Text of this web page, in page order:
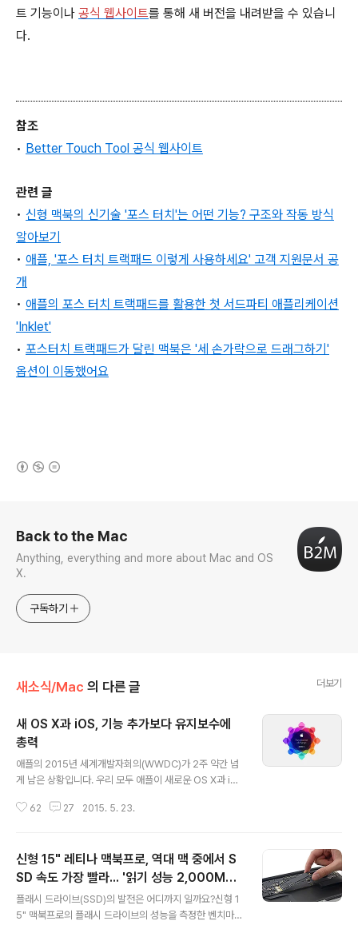
트 기능이나 공식 웹사이트를 통해 새 버전을 내려받을 수 있습니
다.
참조
• Better Touch Tool 공식 웹사이트
관련 글
• 신형 맥북의 신기술 '포스 터치'는 어떤 기능? 구조와 작동 방식
알아보기
• 애플, '포스 터치 트랙패드 이렇게 사용하세요' 고객 지원문서 공
개
• 애플의 포스 터치 트랙패드를 활용한 첫 서드파티 애플리케이션
'Inklet'
• 포스터치 트랙패드가 달린 맥북은 '세 손가락으로 드래그하기'
옵션이 이동했어요
Back to the Mac
Anything, everything and more about Mac and OS
X.
구독하기
새소식/Mac 의 다른 글 더보기
새 OS X과 iOS, 기능 추가보다 유지보수에
총력
애플의 2015년 세계개발자회의(WWDC)가 2주 약간 넘
게 남은 상황입니다. 우리 모두 애플이 새로운 OS X과 iO
5mac에서 이 업데이트들에 대한 정보들을 내부 소식통을
니다만, 그래도 좋은 정보가 될 것 같아 올려봅니다. 안정성
일단 이 새로운 운영체제들이 주로 초점을 둘 곳은 바로
"안정성"입니다. 특히 iOS의 경우 지난 2년동안 (OS X의
경우 주로 작년에 출시한 요세미티에서) 엄청나게 많은 양
62 27 2015. 5. 23.
신형 15" 레티나 맥북프로, 역대 맥 중에서 S
SD 속도 가장 빨라... '읽기 성능 2,000MB/
s 돌파'
플래시 드라이브(SSD)의 발전은 어디까지 일까요?신형 1
5" 맥북프로의 플래시 드라이브의 성능을 측정한 벤치마크